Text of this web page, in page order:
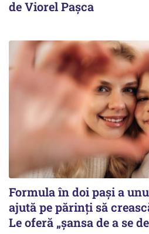
de Viorel Pașca
Formula în doi pași a
ajută pe părinți să
Le oferă „șansa de a se